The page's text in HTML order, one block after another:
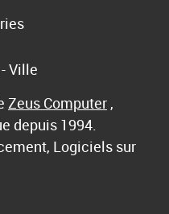
Ville
Zeus Computer ,
depuis 1994.
Logiciels sur